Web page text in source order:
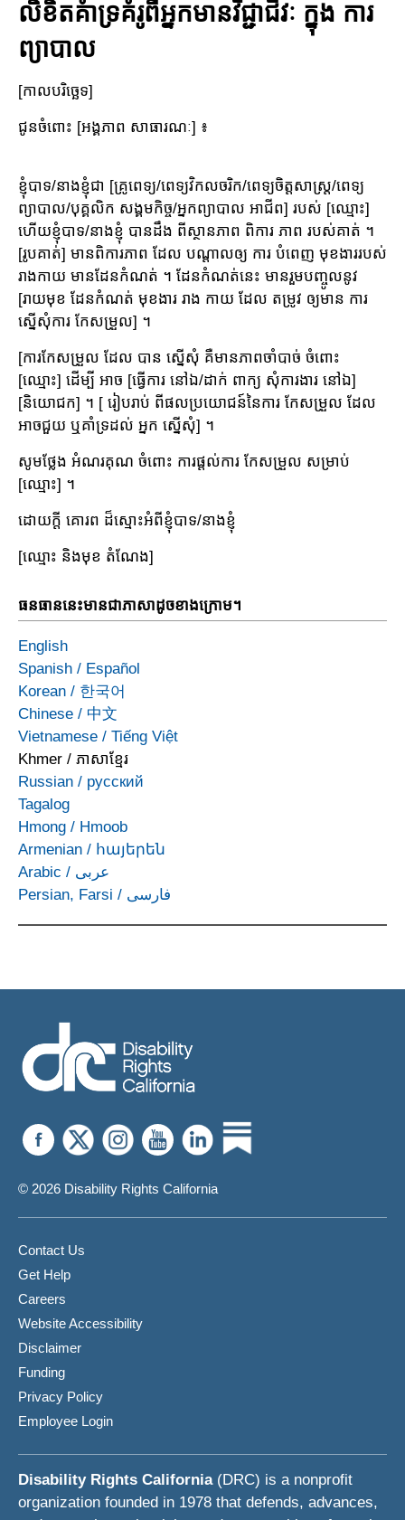
លិខិតគំាទ្រគំរូពីអ្នកមានវិជ្ជាជីវៈ ក្នុង ការ
ព្យាបាល
[កាលបរិច្ឆេទ]
ជូនចំពោះ [អង្គភាព សាធារណៈ] ៖
ខ្ញុំបាទ/នាងខ្ញុំជា [គ្រូពេទ្យ/ពេទ្យវិកលចរិក/ពេទ្យចិត្តសាស្រ្ត/ពេទ្យ
ព្យាបាល/បុគ្គលិក សង្គមកិច្ច/អ្នកព្យាបាល អាជីព] របស់ [ឈ្មោះ]
ហើយខ្ញុំបាទ/នាងខ្ញុំ បានដឹង ពីស្ថានភាព ពិការ ភាព របស់គាត់ ។
[រូបគាត់] មានពិការភាព ដែល បណ្តាលឲ្យ ការ បំពេញ មុខងាររបស់
រាងកាយ មានដែនកំណត់ ។ ដែនកំណត់នេះ មានរួមបញ្ចូលនូវ
[រាយមុខ ដែនកំណត់ មុខងារ រាង កាយ ដែល តម្រូវ ឲ្យមាន ការ
ស្នើសុំការ កែសម្រួល] ។
[ការកែសម្រួល ដែល បាន ស្នើសុំ គឺមានភាពចាំបាច់ ចំពោះ
[ឈ្មោះ] ដើម្បី អាច [ធ្វើការ នៅឯ/ដាក់ ពាក្យ សុំការងារ នៅឯ]
[និយោជក] ។ [ រៀបរាប់ ពីផលប្រយោជន៍នៃការ កែសម្រួល ដែល
អាចជួយ ឬគាំទ្រដល់ អ្នក ស្នើសុំ] ។
សូមថ្លែង អំណរគុណ ចំពោះ ការផ្តល់ការ កែសម្រួល សម្រាប់
[ឈ្មោះ] ។
ដោយក្តី គោរព ដ៏ស្មោះអំពីខ្ញុំបាទ/នាងខ្ញុំ
[ឈ្មោះ និងមុខ តំណែង]
ធនធាននេះមានជាភាសាដូចខាងក្រោម។
English
Spanish / Español
Korean / 한국어
Chinese / 中文
Vietnamese / Tiếng Việt
Khmer / ភាសាខ្មែរ
Russian / русский
Tagalog
Hmong / Hmoob
Armenian / հայերեն
Arabic / عربى
Persian, Farsi / فارسی
© 2026 Disability Rights California
Contact Us
Get Help
Careers
Website Accessibility
Disclaimer
Funding
Privacy Policy
Employee Login
Disability Rights California(DRC) is a nonprofit
organization founded in 1978 that defends, advances,